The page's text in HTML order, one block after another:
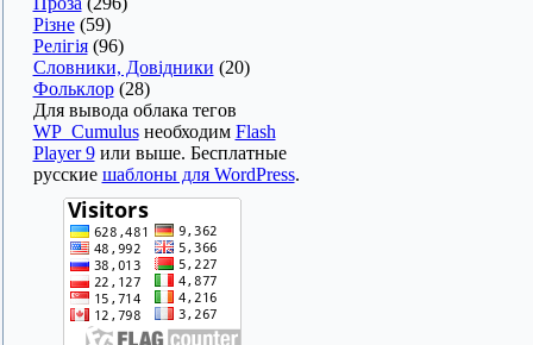
Різне(59)
Релігія(96)
Словники, Довідники (20)
Фольклор(28)
Для вывода облака тегов
WP_Cumulusнеобходим Flash
Player 9или выше. Бесплатные
русские шаблоны для WordPress.